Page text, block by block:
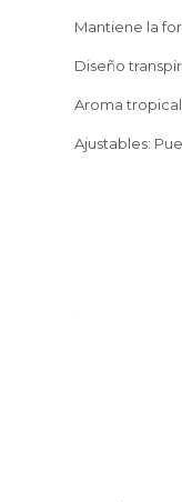
Mantiene la
Diseño
Aroma
Ajustables: